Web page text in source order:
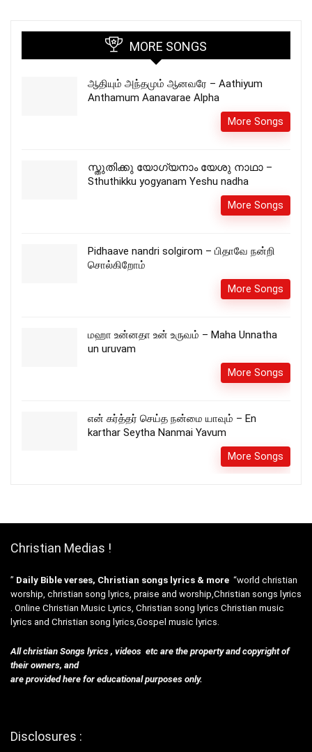
MORE SONGS
ஆதியும் அந்தமும் ஆனவரே – Aathiyum
Anthamum Aanavarae Alpha
More Songs
സ്തുതിക്കു യോഗ്യനാം യേശു നാഥാ –
Sthuthikku yogyanam Yeshu nadha
More Songs
Pidhaave nandri solgirom – பிதாவே நன்றி
சொல்கிறோம்
More Songs
மஹா உன்னதா உன் உருவம் – Maha Unnatha
un uruvam
More Songs
என் கர்த்தர் செய்த நன்மை யாவும் – En
karthar Seytha Nanmai Yavum
More Songs
Christian Medias !
” Daily Bible verses, Christian songs lyrics & more “world christian
worship, christian song lyrics, praise and worship,Christian songs lyrics
. Online Christian Music Lyrics, Christian song lyrics Christian music
lyrics and Christian song lyrics,Gospel music lyrics.
All christian Songs lyrics , videos etc are the property and copyright of
their owners, and
are provided here for educational purposes only.
Disclosures :